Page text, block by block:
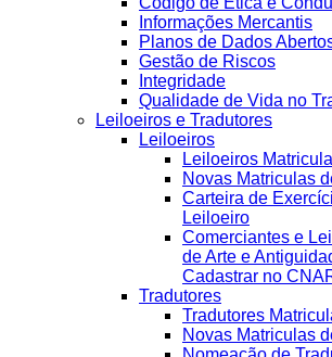
Informações Mercantis
Planos de Dados
Gestão de Riscos
Integridade
Qualidade de Vida no
Leiloeiros e Tradutores
Leiloeiros
Leiloeiros
Novas Matriculas
Carteira de
Leiloeiro
Comerciantes e
de Arte e
Cadastrar no
Tradutores
Tradutores
Novas Matriculas